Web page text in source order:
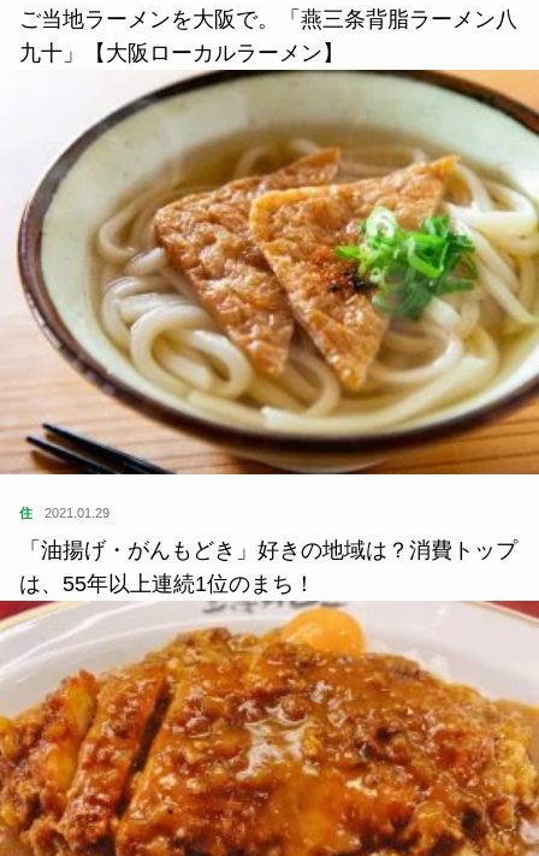
ご当地ラーメンを大阪で。「燕三条背脂ラーメン八
九十」【大阪ローカルラーメン】
住 2021.01.29
「油揚げ・がんもどき」好きの地域は？消費トップ
は、55年以上連続1位のまち！